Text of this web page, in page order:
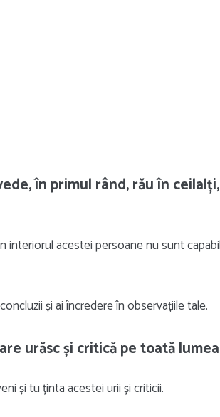
în primul rând, rău în
interiorul acestei persoane nu sunt
și ai încredere în observațiile tale.
urăsc și critică pe toată
și tu ținta acestei urii și criticii.